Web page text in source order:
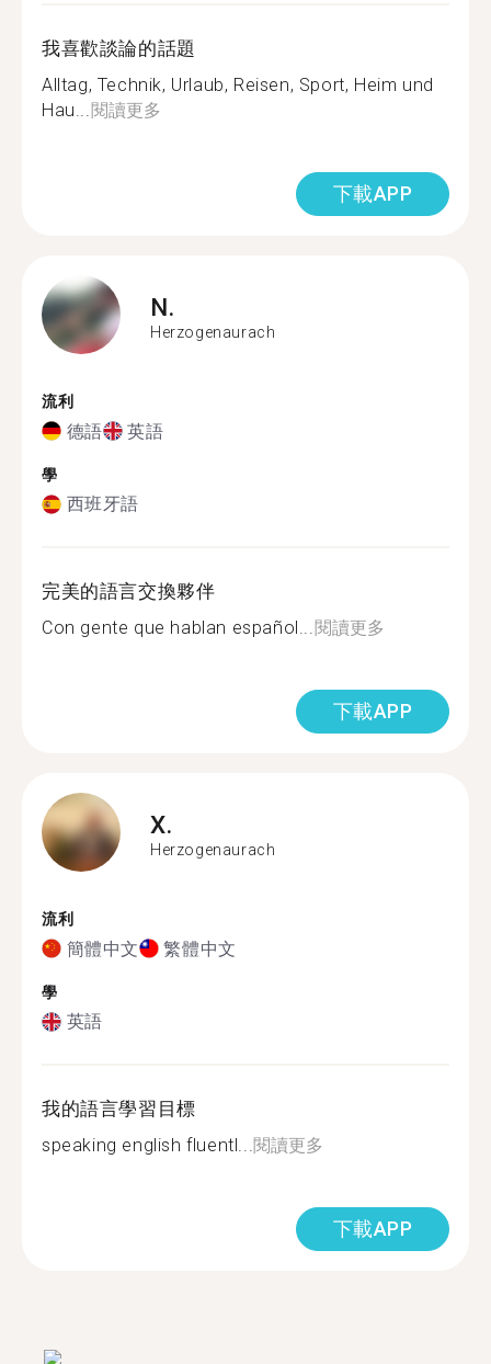
我喜歡談論的話題
Alltag, Technik, Urlaub, Reisen, Sport, Heim und
Hau...閱讀更多
下載APP
N.
Herzogenaurach
流利
德語 英語
學
西班牙語
完美的語言交換夥伴
Con gente que hablan español...閱讀更多
下載APP
X.
Herzogenaurach
流利
簡體中文 繁體中文
學
英語
我的語言學習目標
speaking english fluentl...閱讀更多
下載APP